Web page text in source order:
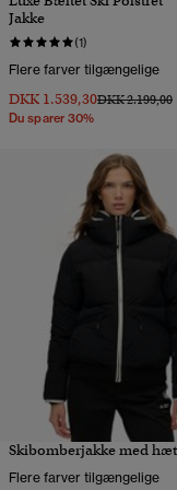
Jakke
(1)
Flere farver tilgængelige
DKK 1.539,30Pris nedsat fra
DKK 2.199,00til
Du sparer 30%
Skibomberjakke med
Flere farver tilgængelige